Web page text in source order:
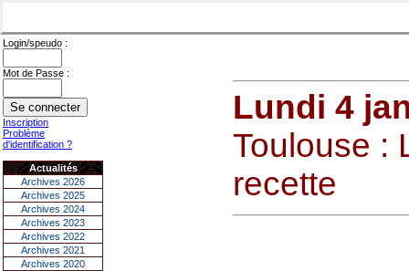
Login/speudo :
Mot de Passe :
Inscription
Problème
d'identification ?
Actualités
Archives 2026
Archives 2025
Archives 2024
Archives 2023
Archives 2022
Archives 2021
Archives 2020
Lundi 4
Toulouse :
recette